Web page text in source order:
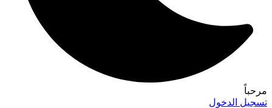
مرحباً
تسجيل الدخول